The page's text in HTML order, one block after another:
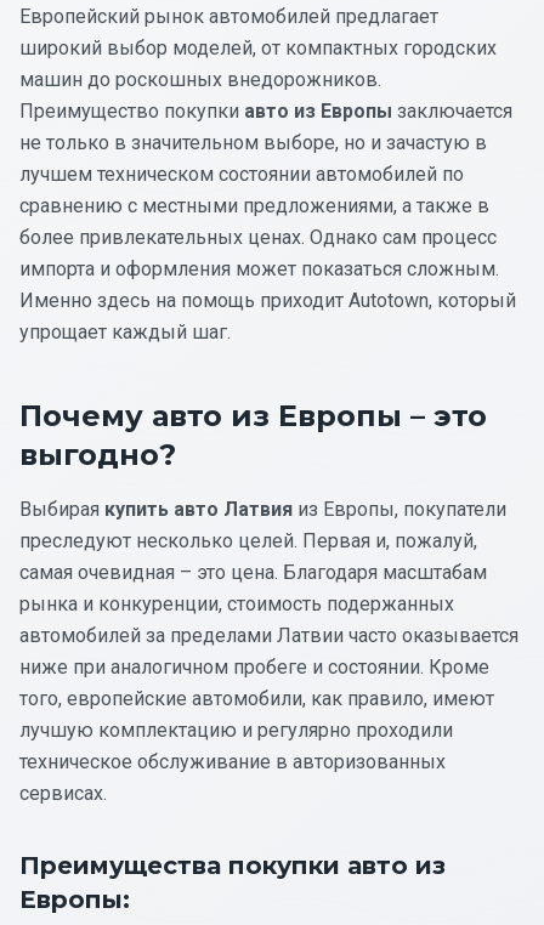
Европейский рынок автомобилей предлагает
широкий выбор моделей, от компактных городских
машин до роскошных внедорожников.
Преимущество покупки авто из Европы заключается
не только в значительном выборе, но и зачастую в
лучшем техническом состоянии автомобилей по
сравнению с местными предложениями, а также в
более привлекательных ценах. Однако сам процесс
импорта и оформления может показаться сложным.
Именно здесь на помощь приходит Autotown, который
упрощает каждый шаг.
Почему авто из Европы – это
выгодно?
Выбирая купить авто Латвия из Европы, покупатели
преследуют несколько целей. Первая и, пожалуй,
самая очевидная – это цена. Благодаря масштабам
рынка и конкуренции, стоимость подержанных
автомобилей за пределами Латвии часто оказывается
ниже при аналогичном пробеге и состоянии. Кроме
того, европейские автомобили, как правило, имеют
лучшую комплектацию и регулярно проходили
техническое обслуживание в авторизованных
сервисах.
Преимущества покупки авто из
Европы: